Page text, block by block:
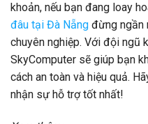
khoản, nếu bạn đang loay
đâu tại Đà Nẵng đừng ngần
chuyên nghiệp. Với đội ngũ
SkyComputer sẽ giúp bạn
cách an toàn và hiệu quả.
nhận sự hỗ trợ tốt nhất!